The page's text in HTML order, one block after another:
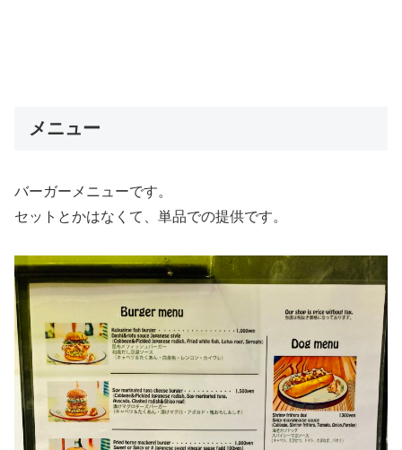
メニュー
バーガーメニューです。
セットとかはなくて、単品での提供です。